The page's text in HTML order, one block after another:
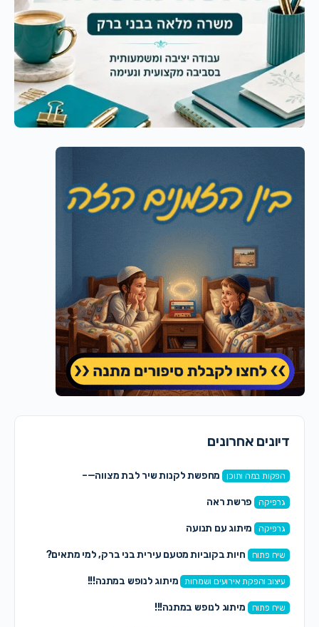
דיונים אחרונים
הפקות במה ותוכן מחפשת לקנות שיר לבת מצווה—–
גרפיקה פרשת ראה
גרפיקה מיתוג עם תנועה
שיח פתוח חיות בקוביות מטעם עירית בני ברק, למי מתאים?
עיצוב והפקת אירועים ושמחות מיתוג לנופש במתנה!!!
שיח פתוח מיתוג לנופש במתנה!!!